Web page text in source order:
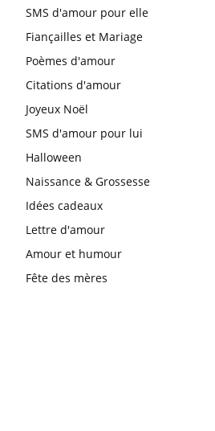
SMS d'amour pour elle
Fiançailles et Mariage
Poèmes d'amour
Citations d'amour
Joyeux Noël
SMS d'amour pour lui
Halloween
Naissance & Grossesse
Idées cadeaux
Lettre d'amour
Amour et humour
Fête des mères